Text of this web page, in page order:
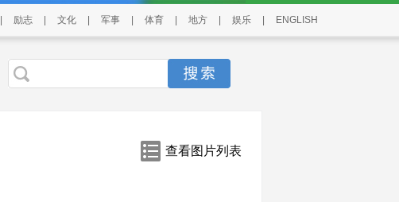
励志 文化 军事 体育 地方 娱乐 ENGLISH
查看图片列表